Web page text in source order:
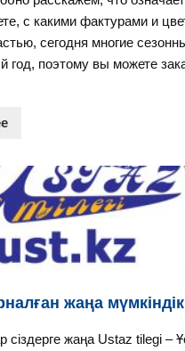
с какими фактурами и
сегодня многие
год, поэтому вы можете
жаңа мүмкіндік
сіздерге жаңа Ustaz tilegi –